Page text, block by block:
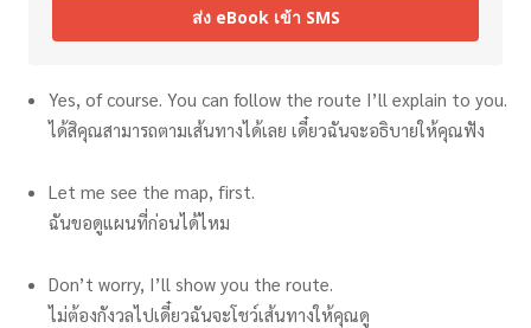
ส่ง eBook เข้า SMS
Yes, of course. You can follow the route I’ll explain to you.
ได้สิคุณสามารถตามเส้นทางได้เลย เดี๋ยวฉันจะอธิบายให้คุณฟัง
Let me see the map, first.
ฉันขอดูแผนที่ก่อนได้ไหม
Don’t worry, I’ll show you the route.
ไม่ต้องกังวลไปเดี๋ยวฉันจะโชว์เส้นทางให้คุณดู